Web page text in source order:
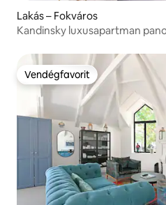
Lakás – Fokváros
Kandinsky luxusapartman
Vendégfavorit
Vendégfavorit